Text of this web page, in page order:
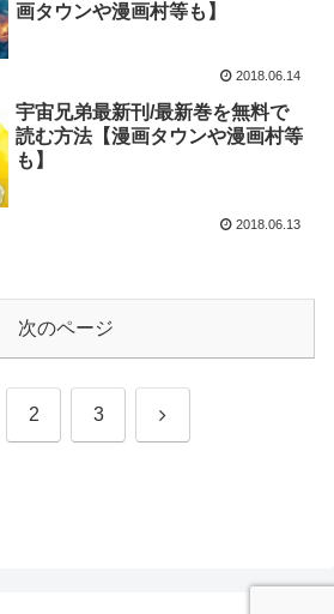
画タウンや漫画村等も】
2018.06.14
宇宙兄弟最新刊/最新巻を無料で
読む方法【漫画タウンや漫画村等
も】
2018.06.13
次のページ
2 3 次